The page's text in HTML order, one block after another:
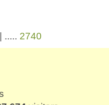
| ..... 2740